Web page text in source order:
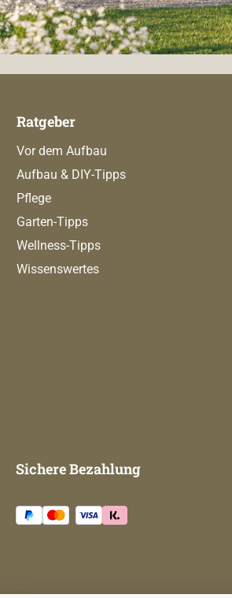
Ratgeber
Vor dem Aufbau
Aufbau & DIY-Tipps
Pflege
Garten-Tipps
Wellness-Tipps
Wissenswertes
Sichere Bezahlung